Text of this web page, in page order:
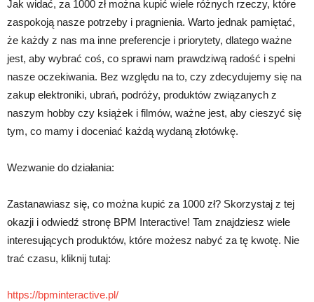
Jak widać, za 1000 zł można kupić wiele różnych rzeczy, które
zaspokoją nasze potrzeby i pragnienia. Warto jednak pamiętać,
że każdy z nas ma inne preferencje i priorytety, dlatego ważne
jest, aby wybrać coś, co sprawi nam prawdziwą radość i spełni
nasze oczekiwania. Bez względu na to, czy zdecydujemy się na
zakup elektroniki, ubrań, podróży, produktów związanych z
naszym hobby czy książek i filmów, ważne jest, aby cieszyć się
tym, co mamy i doceniać każdą wydaną złotówkę.
Wezwanie do działania:
Zastanawiasz się, co można kupić za 1000 zł? Skorzystaj z tej
okazji i odwiedź stronę BPM Interactive! Tam znajdziesz wiele
interesujących produktów, które możesz nabyć za tę kwotę. Nie
trać czasu, kliknij tutaj:
https://bpminteractive.pl/